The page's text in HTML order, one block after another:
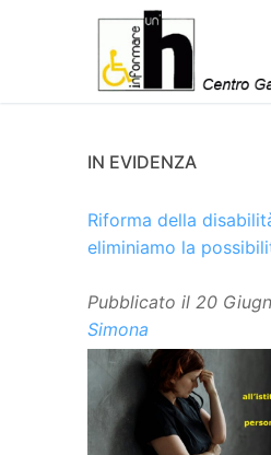
IN EVIDENZA
Riforma della
eliminiamo la
Pubblicato il 20
Simona